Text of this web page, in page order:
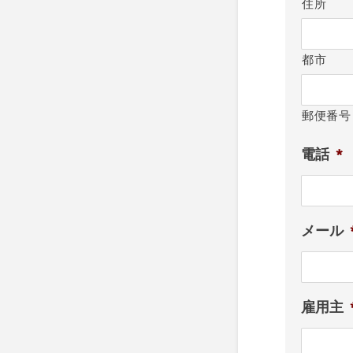
都市
郵便番号
電話 *
メール
雇用主